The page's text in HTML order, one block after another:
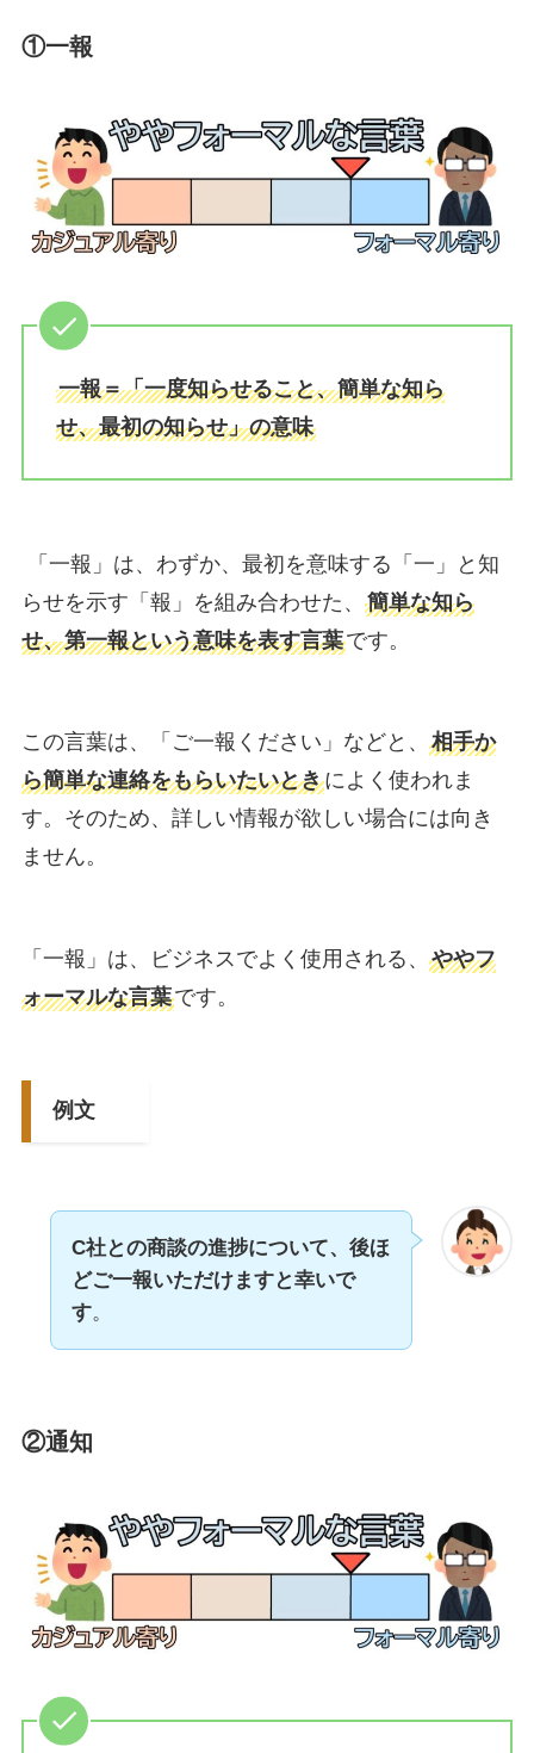
①一報
一報＝「一度知らせること、簡単な知ら
せ、最初の知らせ」の意味
「一報」は、わずか、最初を意味する「一」と知
らせを示す「報」を組み合わせた、 簡単な知ら
せ、第一報という意味を表す言葉です。
この言葉は、「ご一報ください」などと、 相手か
ら簡単な連絡をもらいたいときによく使われま
す。そのため、詳しい情報が欲しい場合には向き
ません。
「一報」は、ビジネスでよく使用される、 ややフ
ォーマルな言葉です。
例文
C社との商談の進捗について、後ほ
どご一報いただけますと幸いで
す。
②通知